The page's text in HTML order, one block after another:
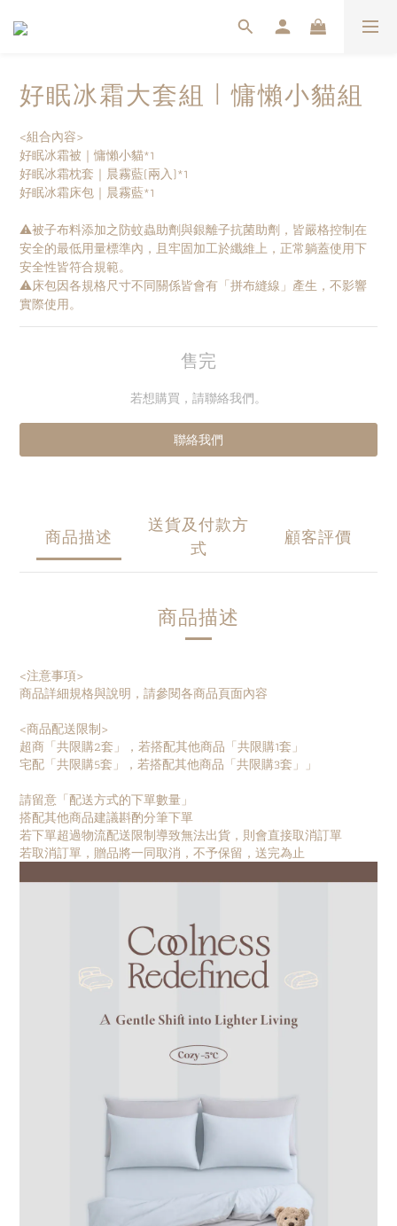
好眠冰霜大套組｜慵懶小貓組
<組合內容>
好眠冰霜被｜慵懶小貓*1
好眠冰霜枕套｜晨霧藍(兩入)*1
好眠冰霜床包｜晨霧藍*1
⚠️被子布料添加之防蚊蟲助劑與銀離子抗菌助劑，皆嚴格控制在
安全的最低用量標準內，且牢固加工於纖維上，正常躺蓋使用下
安全性皆符合規範。
⚠️床包因各規格尺寸不同關係皆會有「拼布縫線」產生，不影響
實際使用。
售完
若想購買，請聯絡我們。
聯絡我們
商品描述
送貨及付款方
式
顧客評價
商品描述
<注意事項>
商品詳細規格與說明，請參閱各商品頁面內容
<商品配送限制>
超商「共限購2套」，若搭配其他商品「共限購1套」
宅配「共限購5套」，若搭配其他商品「共限購3套」」
請留意「配送方式的下單數量」
搭配其他商品建議斟酌分筆下單
若下單超過物流配送限制導致無法出貨，則會直接取消訂單
若取消訂單，贈品將一同取消，不予保留，送完為止